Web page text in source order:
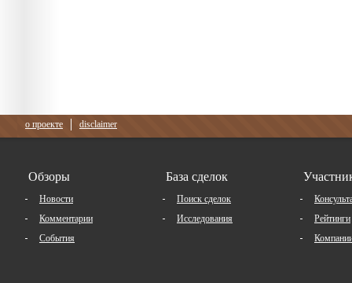
о проекте disclaimer
Обзоры
Новости
Комментарии
События
База сделок
Поиск сделок
Исследования
Рейтинги